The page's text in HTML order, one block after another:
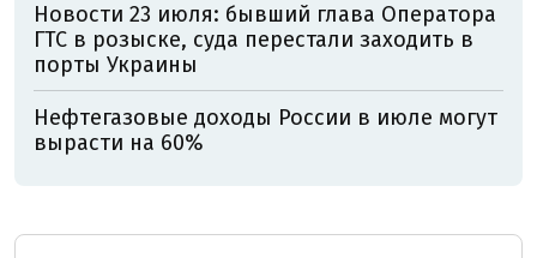
Новости 23 июля: бывший глава Оператора
ГТС в розыске, суда перестали заходить в
порты Украины
Нефтегазовые доходы России в июле могут
вырасти на 60%